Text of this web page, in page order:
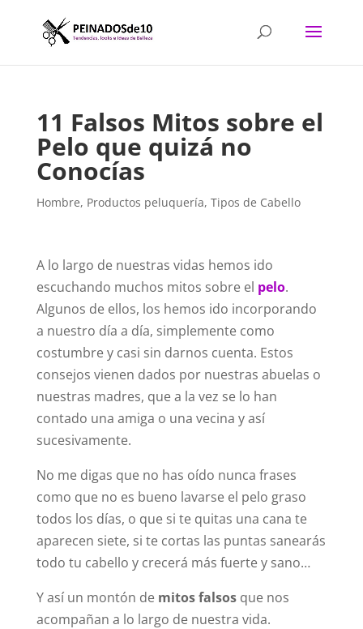
11 Falsos Mitos sobre el
Pelo que quizá no
Conocías
Hombre, Productos peluquería, Tipos de Cabello
A lo largo de nuestras vidas hemos ido
escuchando muchos mitos sobre el pelo.
Algunos de ellos, los hemos ido incorporando
a nuestro día a día, simplemente como
costumbre y casi sin darnos cuenta. Estos
consejos vienen dados por nuestras abuelas o
nuestras madres, que a la vez se lo han
contado una amiga o una vecina y así
sucesivamente.
No me digas que no has oído nunca frases
como que no es bueno lavarse el pelo graso
todos los días, o que si te quitas una cana te
aparecen siete, si te cortas las puntas sanearás
todo tu cabello y crecerá más fuerte y sano…
Y así un montón de mitos falsosque nos
acompañan a lo largo de nuestra vida.